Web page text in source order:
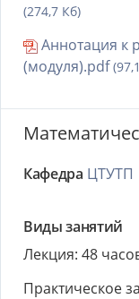
(274,7 Кб)
Аннотация к
(модуля).pdf
Кафедра ЦТУТП
Виды занятий
Лекция: 48
Практическое